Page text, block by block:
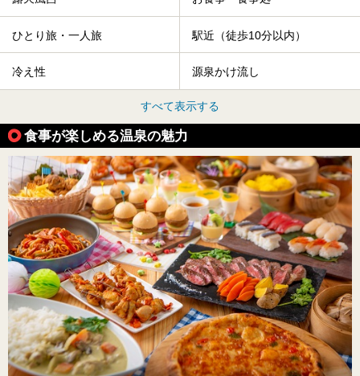
ひとり旅・一人旅 駅近（徒歩10分以内）
冷え性 源泉かけ流し
すべて表示する
食事が楽しめる温泉の魅力